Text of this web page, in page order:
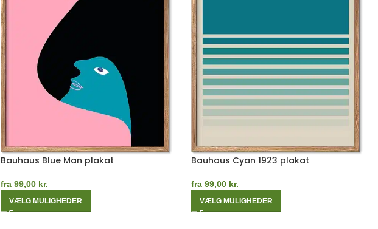
Bauhaus Blue Man plakat
fra 99,00 kr.
VÆLG MULIGHEDER
Bauhaus Cyan 1923 plakat
fra 99,00 kr.
VÆLG MULIGHEDER